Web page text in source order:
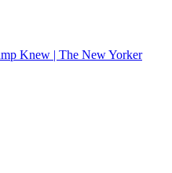
Knew | The New Yorker